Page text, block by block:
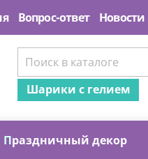
Вопрос-ответ Новости
Праздничный декор
Шарики с гелием